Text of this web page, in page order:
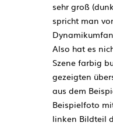
sehr groß
spricht man
Also hat es
Szene farbig
gezeigten
aus dem
Beispielfoto
linken Bildteil